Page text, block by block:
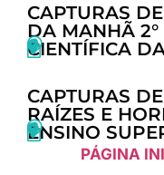
CAPTURAS
DA MANHÃ
CIENTÍFICA
CAPTURAS
RAÍZES E
ENSINO
PÁGINA